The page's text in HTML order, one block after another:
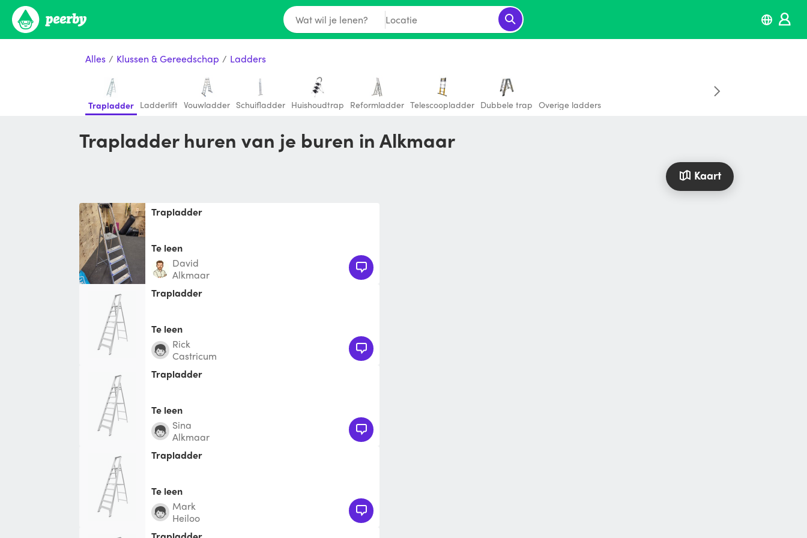
Wat wil je lenen? Locatie
Alles / Klussen & Gereedschap / Ladders
Trapladder Ladderlift Vouwladder Schuifladder Huishoudtrap Reformladder Telescoopladder Dubbele trap Overige ladders
Trapladder huren van je buren in Alkmaar
Kaart
Trapladder
Te leen
David
Alkmaar
Trapladder
Te leen
Rick
Castricum
Trapladder
Te leen
Sina
Alkmaar
Trapladder
Te leen
Mark
Heiloo